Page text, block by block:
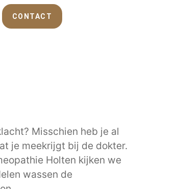
CONTACT
Misschien heb je al
je meekrijgt bij de dokter.
Holten kijken we
wassen de